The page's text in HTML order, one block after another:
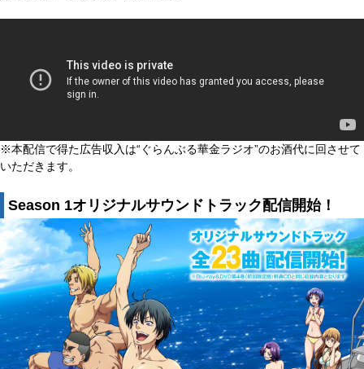
※本配信で得た広告収入は“ぐらんぶる華金ラジオ”のお酒代に回させて
いただきます。
Season 1オリジナルサウンドトラック配信開始！